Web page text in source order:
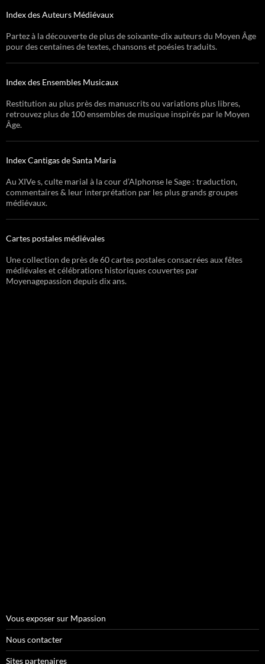
Index des Auteurs Médiévaux
Partez à la découverte de plus de soixante-dix auteurs du Moyen Âge
pour des centaines de textes, chansons et poésies traduits.
Index des Ensembles Musicaux
Restitution au plus près des manuscrits ou variations plus libres,
retrouvez plus de 100 ensembles de musique inspirés par le Moyen
Âge.
Index Cantigas de Santa Maria
Au XIVe s, culte marial à la cour d’Alphonse le Sage : traduction,
commentaires & leur interprétation par les plus grands groupes
médiévaux.
Cartes postales médiévales
Une collection de près de 60 cartes postales consacrées aux fêtes
médiévales et célébrations historiques couvertes par
Moyenagepassion depuis dix ans.
Vous exposer sur Mpassion
Nous contacter
Sites partenaires